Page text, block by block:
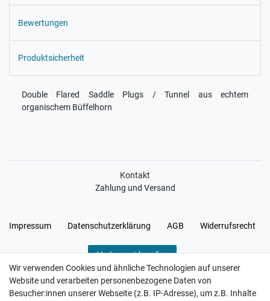
Bewertungen
Produktsicherheit
Double Flared Saddle Plugs / Tunnel aus echtem
organischem Büffelhorn
Kontakt
Zahlung und Versand
Impressum Daten­schutz­erklärung AGB Widerrufs­recht
Vertrag widerrufen
Wir verwenden Cookies und ähnliche Technologien auf unserer
Website und verarbeiten personenbezogene Daten von
Besucher:innen unserer Webseite (z.B. IP-Adresse), um z.B. Inhalte